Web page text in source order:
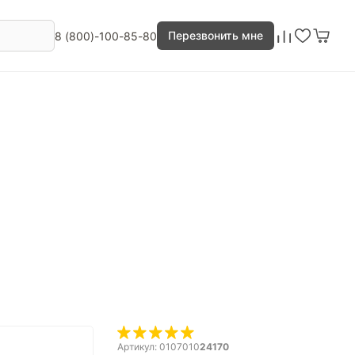
8 (800)-100-85-80 Перезвонить мне
Артикул: 010701024170